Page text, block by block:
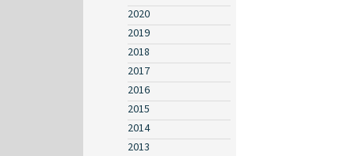
2020
2019
2018
2017
2016
2015
2014
2013